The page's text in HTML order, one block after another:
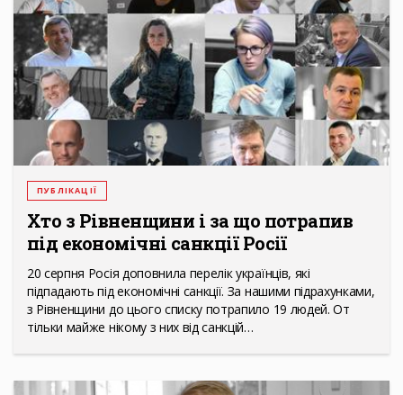
ПУБЛІКАЦІЇ
Хто з Рівненщини і за що потрапив
під економічні санкції Росії
20 серпня Росія доповнила перелік українців, які
підпадають під економічні санкції. За нашими підрахунками,
з Рівненщини до цього списку потрапило 19 людей. От
тільки майже нікому з них від санкцій…